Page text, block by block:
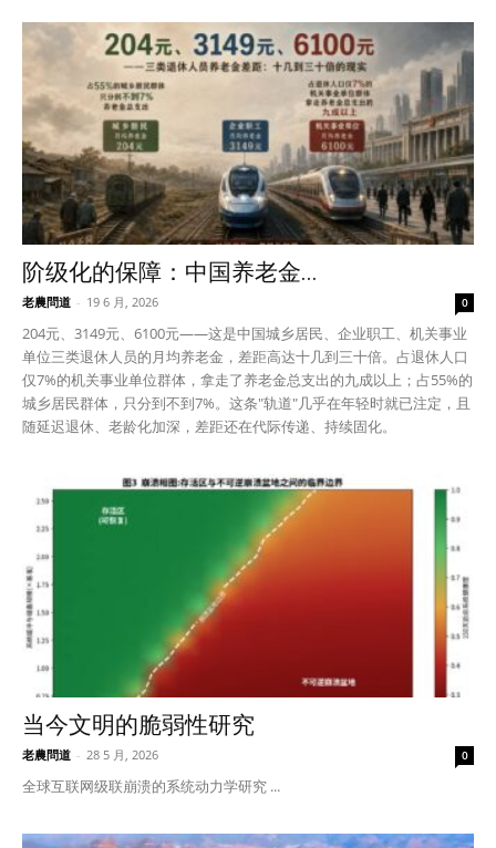
阶级化的保障：中国养老金...
老農問道 - 19 6 月, 2026 0
204元、3149元、6100元——这是中国城乡居民、企业职工、机关事业
单位三类退休人员的月均养老金，差距高达十几到三十倍。占退休人口
仅7%的机关事业单位群体，拿走了养老金总支出的九成以上；占55%的
城乡居民群体，只分到不到7%。这条"轨道"几乎在年轻时就已注定，且
随延迟退休、老龄化加深，差距还在代际传递、持续固化。
当今文明的脆弱性研究
老農問道 - 28 5 月, 2026 0
全球互联网级联崩溃的系统动力学研究 ...